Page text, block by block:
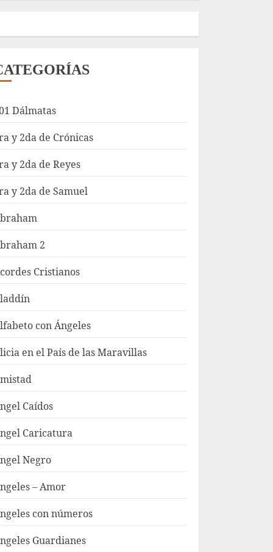
Dálmatas
y 2da de Crónicas
y 2da de Reyes
y 2da de Samuel
2
Cristianos
con Ángeles
en el País de las Maravillas
Caídos
Caricatura
Negro
– Amor
con números
Guardianes